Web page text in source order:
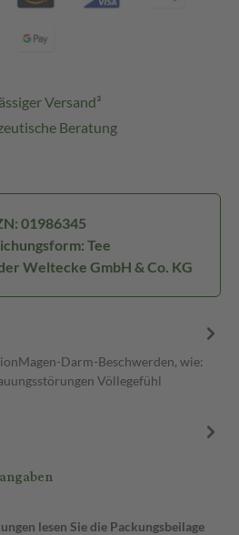
Versand³
Beratung
01986345
Tee
Weltecke GmbH & Co. KG
Darm-Beschwerden, wie:
Völlegefühl
lesen Sie die Packungsbeilage